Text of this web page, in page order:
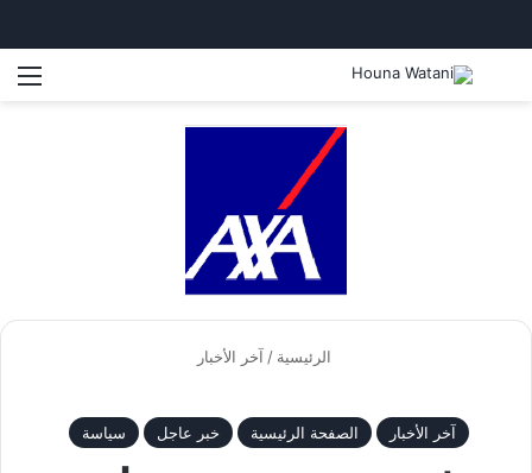
بحث عن
الرئيسية / آخر الأخبار
آخر الأخبار الصفحة الرئيسية خبر عاجل سياسة